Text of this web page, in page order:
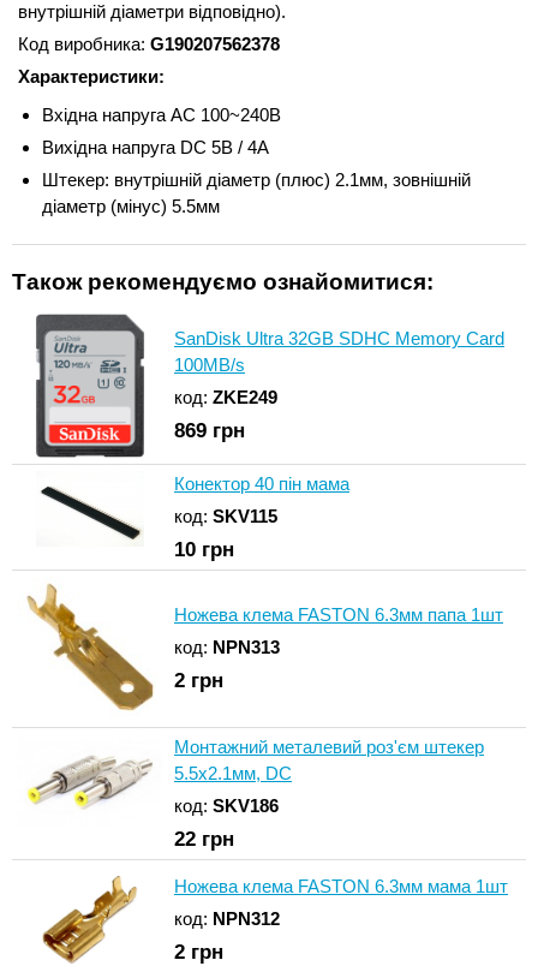
внутрішній діаметри відповідно).
Код виробника: G190207562378
Характеристики:
Вхідна напруга AC 100~240В
Вихідна напруга DC 5В / 4A
Штекер: внутрішній діаметр (плюс) 2.1мм, зовнішній
діаметр (мінус) 5.5мм
Також рекомендуємо ознайомитися:
SanDisk Ultra 32GB SDHC Memory Card
100MB/s
код: ZKE249
869 грн
Конектор 40 пін мама
код: SKV115
10 грн
Ножева клема FASTON 6.3мм папа 1шт
код: NPN313
2 грн
Монтажний металевий роз'єм штекер
5.5x2.1мм, DC
код: SKV186
22 грн
Ножева клема FASTON 6.3мм мама 1шт
код: NPN312
2 грн